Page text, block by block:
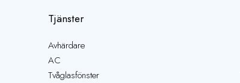
Tjänster
Avhärdare
AC
Tvåglasfönster